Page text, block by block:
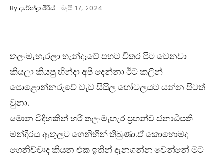
By දුරේන්ද්‍රා පීරිස් මැයි 17, 2024
තලංමැහැරලා හැන්දෑවේ පහට විතර පිට වෙනවා
කියලා කියපු හින්දා අපි දෙන්නා ඊට කලින්
පොළොන්නරුවේ වැව සිසිල හෝටලයට යන්න පිටත්
වුනා.
මොන විදිහකින් හරි තලංමැහැර ප්‍රහන්ව ජනාධිපති
මන්දිරය ඇතුලට ගෙනිහින් තිබුණා.ඒ කොහොමද
ගෙනිච්චාද කියන එක ඉතින් දැනගන්න වෙන්නේ මට